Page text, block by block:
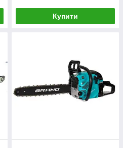
Купити